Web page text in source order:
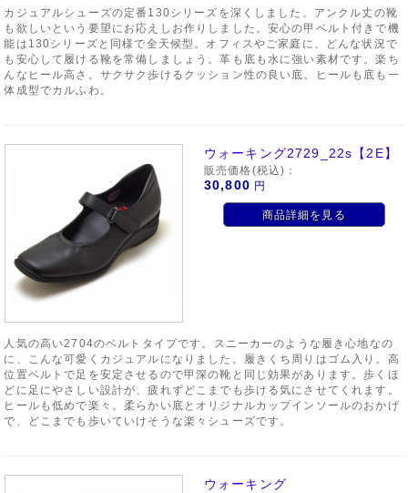
カジュアルシューズの定番130シリーズを深くしました。アンクル丈の靴
も欲しいという要望にお応えしお作りしました。安心の甲ベルト付きで機
能は130シリーズと同様で全天候型。オフィスやご家庭に、どんな状況で
も安心して履ける靴を常備しましょう。革も底も水に強い素材です。楽ち
んなヒール高さ。サクサク歩けるクッション性の良い底。ヒールも底も一
体成型でカルふわ。
ウォーキング2729_22s【2E】
販売価格(税込)：
30,800 円
商品詳細を見る
人気の高い2704のベルトタイプです。スニーカーのような履き心地なの
に、こんな可愛くカジュアルになりました。履きくち周りはゴム入り。高
位置ベルトで足を安定させるので甲深の靴と同じ効果があります。歩くほ
どに足にやさしい設計が、疲れずどこまでも歩ける気にさせてくれます。
ヒールも低めで楽々。柔らかい底とオリジナルカップインソールのおかげ
で、どこまでも歩いていけそうな楽々シューズです。
ウォーキング